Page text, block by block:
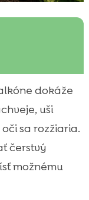
výbeh
a kedy
tieň,
dokáže
uši
sa rozžiaria.
čerstvý
možnému